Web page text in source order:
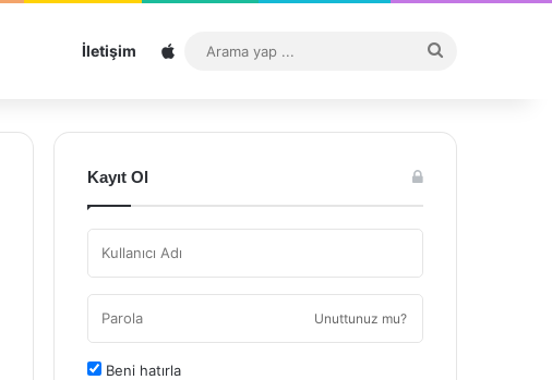
İletişim Sitemap
...
Kayıt Ol
Unuttunuz mu?
Beni hatırla